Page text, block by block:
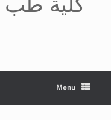
Menu